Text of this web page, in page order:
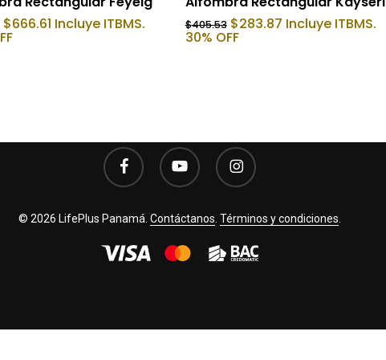
El
precio
$666.61El
precio
Incluye ITBMS. $405.53 El
precio
$283.87El
precio
Incluye ITBMS.
30% OFF
facebook youtube instagram
© 2026 LifePlus Panamá. Contáctanos Términos y condiciones